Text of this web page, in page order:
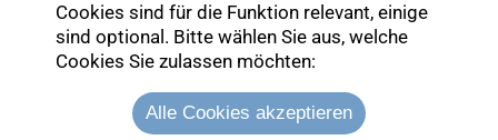
Login-Bereich
Cookies sind für die Funktion relevant, einige
sind optional. Bitte wählen Sie aus, welche
Cookies Sie zulassen möchten:
Alle Cookies akzeptieren